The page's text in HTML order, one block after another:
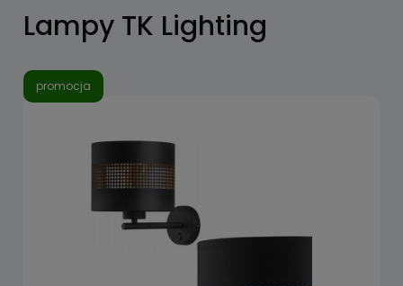
Lampy TK Lighting
promocja